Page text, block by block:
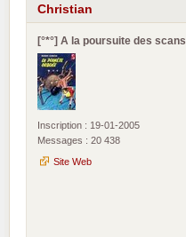
Christian
[°*°] A la poursuite des scans
Inscription : 19-01-2005
Messages : 20 438
Site Web